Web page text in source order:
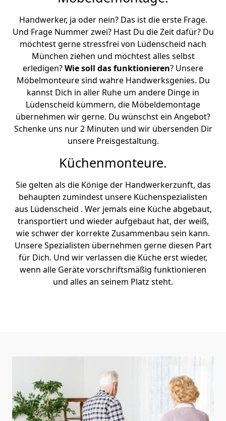
Handwerker, ja oder nein? Das ist die erste Frage.
Und Frage Nummer zwei? Hast Du die Zeit dafür? Du
möchtest gerne stressfrei von Lüdenscheid nach
München ziehen und möchtest alles selbst
erledigen?Wie soll das funktionieren? Unsere
Möbelmonteure sind wahre Handwerksgenies. Du
kannst Dich in aller Ruhe um andere Dinge in
Lüdenscheid kümmern, die Möbeldemontage
übernehmen wir gerne. Du wünschst ein Angebot?
Schenke uns nur 2 Minuten und wir übersenden Dir
unsere Preisgestaltung.
Küchenmonteure.
Sie gelten als die Könige der Handwerkerzunft, das
behaupten zumindest unsere Küchenspezialisten
aus Lüdenscheid . Wer jemals eine Küche abgebaut,
transportiert und wieder aufgebaut hat, der weiß,
wie schwer der korrekte Zusammenbau sein kann.
Unsere Spezialisten übernehmen gerne diesen Part
für Dich. Und wir verlassen die Küche erst wieder,
wenn alle Geräte vorschriftsmäßig funktionieren
und alles an seinem Platz steht.